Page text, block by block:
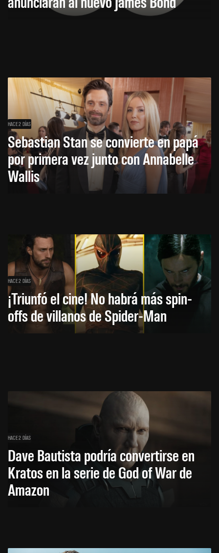
HACE 2 DÍAS
Sebastian Stan se convierte en papá
por primera vez junto con Annabelle
Wallis
HACE 2 DÍAS
¡Triunfó el cine! No habrá más spin-
offs de villanos de Spider-Man
HACE 2 DÍAS
Dave Bautista podría convertirse en
Kratos en la serie de God of War de
Amazon